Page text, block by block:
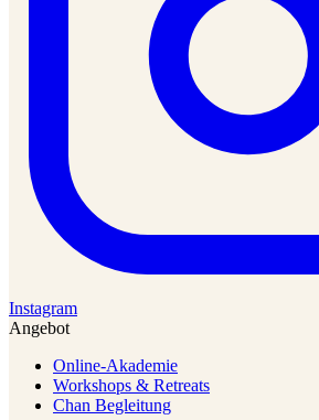
Instagram
Angebot
Online-Akademie
Workshops & Retreats
Chan Begleitung